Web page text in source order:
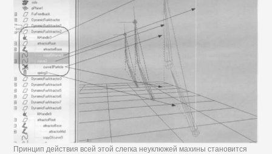
Принцип действия всей этой слегка неуклюжей махины становится